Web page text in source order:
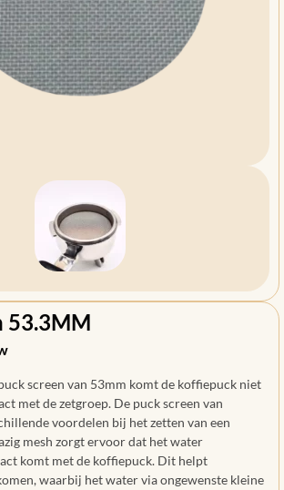
53.3MM
screen van 53mm komt de koffiepuck niet
met de zetgroep. De puck screen van
voordelen bij het zetten van een
mesh zorgt ervoor dat het water
komt met de koffiepuck. Dit helpt
waarbij het water via ongewenste kleine